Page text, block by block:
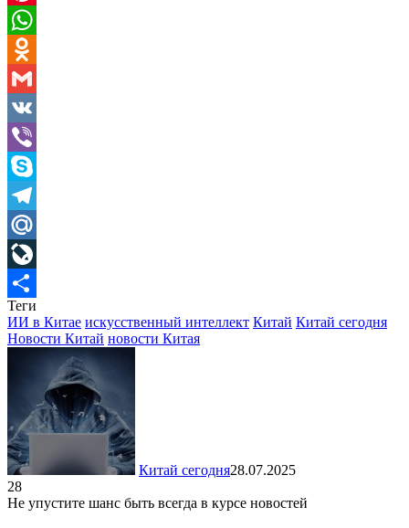
Pinterest
WhatsApp
Odnoklassniki
Gmail
VK
Viber
Skype
Telegram
Mail.Ru
LiveJournal
Отправить
Теги
ИИ в Китае искусственный интеллект Китай Китай сегодня
Новости Китай новости Китая
Китай сегодня28.07.2025
28
Не упустите шанс быть всегда в курсе новостей